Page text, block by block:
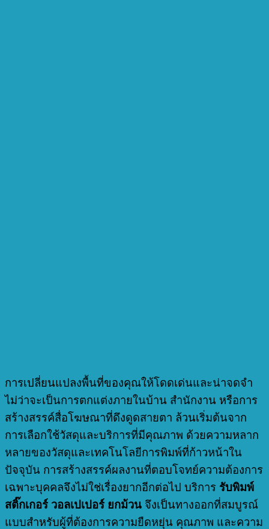
การเปลี่ยนแปลงพื้นที่ของคุณให้โดดเด่นและน่าจดจำ
ไม่ว่าจะเป็นการตกแต่งภายในบ้าน สำนักงาน หรือการ
สร้างสรรค์สื่อโฆษณาที่ดึงดูดสายตา ล้วนเริ่มต้นจาก
การเลือกใช้วัสดุและบริการที่มีคุณภาพ ด้วยความหลาก
หลายของวัสดุและเทคโนโลยีการพิมพ์ที่ก้าวหน้าใน
ปัจจุบัน การสร้างสรรค์ผลงานที่ตอบโจทย์ความต้องการ
เฉพาะบุคคลจึงไม่ใช่เรื่องยากอีกต่อไป บริการ รับพิมพ์
สติ๊กเกอร์ วอลเปเปอร์ ยกม้วน จึงเป็นทางออกที่สมบูรณ์
แบบสำหรับผู้ที่ต้องการความยืดหยุ่น คุณภาพ และความ